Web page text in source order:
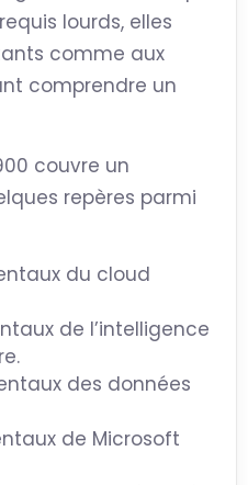
lourds, elles
comme aux
comprendre un
couvre un
repères parmi
du cloud
de l’intelligence
des données
de Microsoft